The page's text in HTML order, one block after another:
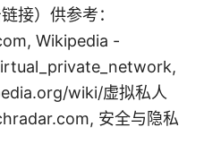
接）供参考：
Wikipedia -
wiki/虚拟私人
安全与隐私